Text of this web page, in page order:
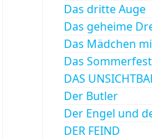
Das dritte Auge
Das geheime
Das Mädchen
Das
DAS
Der Butler
Der Engel und
DER FEIND